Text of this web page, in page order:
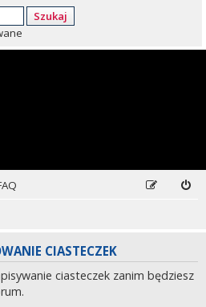
Szukaj
CIASTECZEK
ciasteczek zanim będziesz